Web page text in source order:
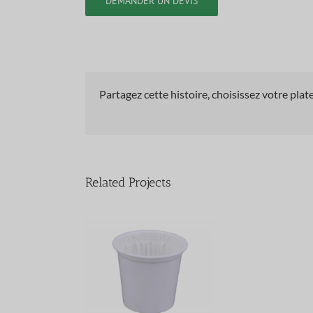
Partagez cette histoire, choisissez votre
Related Projects